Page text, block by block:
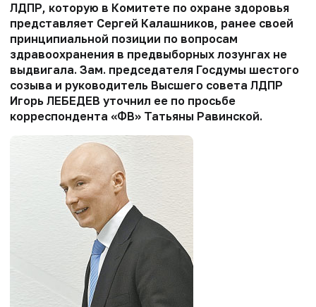
ЛДПР, которую в Комитете по охране здоровья
представляет Сергей Калашников, ранее своей
принципиальной позиции по вопросам
здравоохранения в предвыборных лозунгах не
выдвигала. Зам. председателя Госдумы шестого
созыва и руководитель Высшего совета ЛДПР
Игорь ЛЕБЕДЕВ уточнил ее по просьбе
корреспондента «ФВ» Татьяны Равинской.